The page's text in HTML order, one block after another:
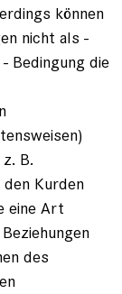
können
nicht als -
Bedingung die
B.
Kurden
eine Art
des